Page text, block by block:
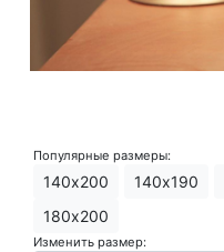
Популярные размеры:
140х200 140х190
180х200
Изменить размер: